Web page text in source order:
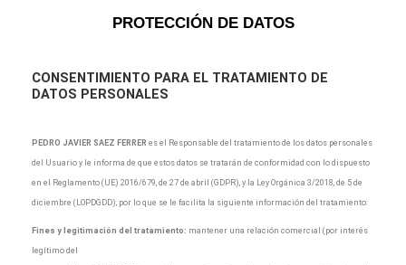
PROTECCIÓN DE DATOS
CONSENTIMIENTO PARA EL TRATAMIENTO DE
DATOS PERSONALES
PEDRO JAVIER SAEZ FERRER es el Responsable del tratamiento de los datos personales
del Usuario y le informa de que estos datos se tratarán de conformidad con lo dispuesto
en el Reglamento (UE) 2016/679, de 27 de abril (GDPR), y la Ley Orgánica 3/2018, de 5 de
diciembre (LOPDGDD), por lo que se le facilita la siguiente información del tratamiento:
Fines y legitimación del tratamiento: mantener una relación comercial (por interés
legítimo del